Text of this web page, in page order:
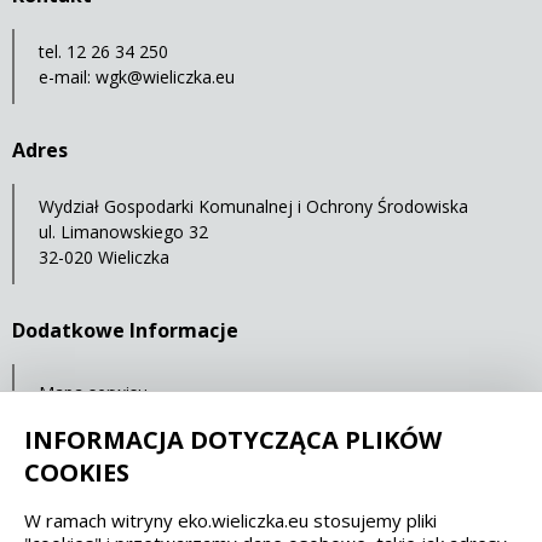
tel. 12 26 34 250
e-mail: wgk@wieliczka.eu
Adres
Wydział Gospodarki Komunalnej i Ochrony Środowiska
ul. Limanowskiego 32
32-020 Wieliczka
Dodatkowe Informacje
Mapa serwisu
Statystyki oglądalności
Spełniamy standardy dostępności oraz W3C
INFORMACJA DOTYCZĄCA PLIKÓW
COOKIES
W ramach witryny eko.wieliczka.eu stosujemy pliki